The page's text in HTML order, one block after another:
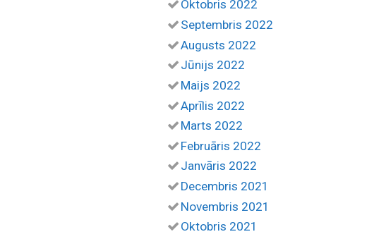
Oktobris 2022
Septembris 2022
Augusts 2022
Jūnijs 2022
Maijs 2022
Aprīlis 2022
Marts 2022
Februāris 2022
Janvāris 2022
Decembris 2021
Novembris 2021
Oktobris 2021